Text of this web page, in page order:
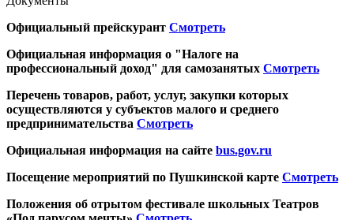
Официальный прейскурант Смотреть
Официальная информация о "Налоге на
профессиональный доход" для самозанятых Смотреть
Перечень товаров, работ, услуг, закупки которых
осуществляются у субъектов малого и среднего
предпринимательства Смотреть
Официальная информация на сайте bus.gov.ru
Посещение мероприятий по Пушкинской карте Смотреть
Положения об отрытом фестивале школьных Театров